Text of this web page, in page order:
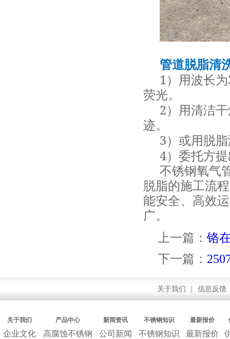
管道脱脂清
1）用波长为
荧光。
2）用清洁
迹。
3）或用脱
4）委托方
不锈钢氧气
脱脂的施工流
能安全、高效
广。
上一篇： 铬
下一篇：
关于我们 信息反馈
关于我们 产品中心 新闻资讯 不锈钢知识 最新报价
企业文化
高腐蚀不锈钢
公司新闻
不锈钢知识
最新报价